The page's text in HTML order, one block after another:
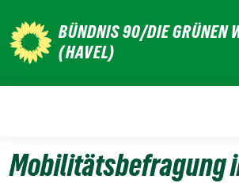
zum
Inhalt
BÜNDNIS 90/DIE GRÜNEN
(HAVEL)
Mobilitätsbefragung